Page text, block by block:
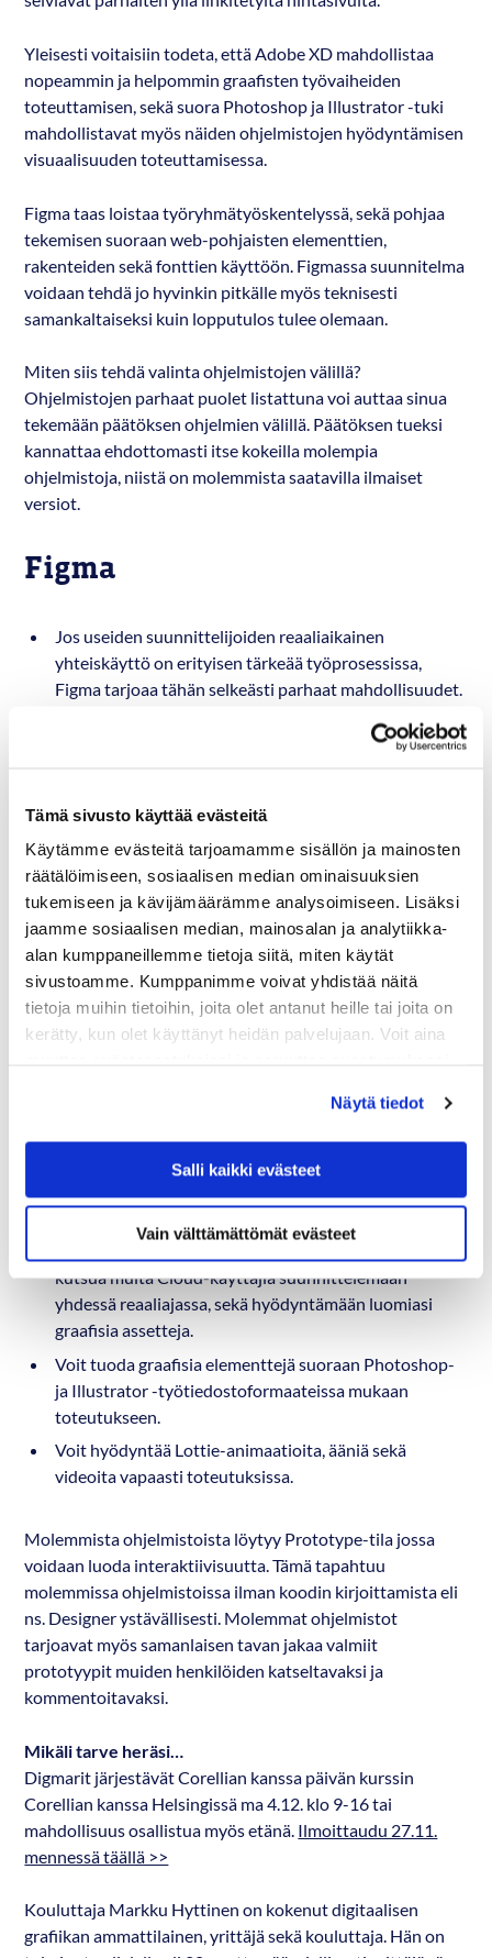
Tämä sivusto käyttää evästeitä
Käytämme evästeitä tarjoamamme sisällön ja mainosten
räätälöimiseen, sosiaalisen median ominaisuuksien
tukemiseen ja kävijämäärämme analysoimiseen. Lisäksi
jaamme sosiaalisen median, mainosalan ja analytiikka-
alan kumppaneillemme tietoja siitä, miten käytät
sivustoamme. Kumppanimme voivat yhdistää näitä
tietoja muihin tietoihin, joita olet antanut heille tai joita on
kerätty, kun olet käyttänyt heidän palvelujaan. Voit aina
Näytä tiedot
Salli kaikki evästeet
Vain välttämättömät evästeet
Yleisesti voitaisiin todeta, että Adobe XD mahdollistaa
nopeammin ja helpommin graafisten työvaiheiden
toteuttamisen, sekä suora Photoshop ja Illustrator -tuki
mahdollistavat myös näiden ohjelmistojen hyödyntämisen
visuaalisuuden toteuttamisessa.
Figma taas loistaa työryhmätyöskentelyssä, sekä pohjaa
tekemisen suoraan web-pohjaisten elementtien,
rakenteiden sekä fonttien käyttöön. Figmassa suunnitelma
voidaan tehdä jo hyvinkin pitkälle myös teknisesti
samankaltaiseksi kuin lopputulos tulee olemaan.
Miten siis tehdä valinta ohjelmistojen välillä?
Ohjelmistojen parhaat puolet listattuna voi auttaa sinua
tekemään päätöksen ohjelmien välillä. Päätöksen tueksi
kannattaa ehdottomasti itse kokeilla molempia
ohjelmistoja, niistä on molemmista saatavilla ilmaiset
versiot.
Figma
Jos useiden suunnittelijoiden reaaliaikainen
yhteiskäyttö on erityisen tärkeää työprosessissa,
Figma tarjoaa tähän selkeästi parhaat mahdollisuudet.
Figma on suunniteltu yhteistyötä ajatellen. Voit
muokata projekteja tiiminä reaaliajassa, nähdä kuka
chat- ja äänikeskusteluja Figman kautta.
Mahdollistaa versionhallinnan toteuttamisen suoraan
Figma-projekteihin, työryhmä voi muokata vapaasti
erilaisia versioita ja päättää sitten mitkä muutoksista
otetaan mukaan lopulliseen versioon.
Laaja jaettujen kirjastojen tuki, voit nopeasti ja
helposti jakaa työryhmän jäsenille graafisia assetti- ja
komponenttikirjastoja.
Jos olet jo tutustunut Adoben ohjelmistojen
kutsua muita Cloud-käyttäjiä suunnittelemaan
yhdessä reaaliajassa, sekä hyödyntämään luomiasi
graafisia assetteja.
Voit tuoda graafisia elementtejä suoraan Photoshop-
ja Illustrator -työtiedostoformaateissa mukaan
toteutukseen.
Voit hyödyntää Lottie-animaatioita, ääniä sekä
videoita vapaasti toteutuksissa.
Molemmista ohjelmistoista löytyy Prototype-tila jossa
voidaan luoda interaktiivisuutta. Tämä tapahtuu
molemmissa ohjelmistoissa ilman koodin kirjoittamista eli
ns. Designer ystävällisesti. Molemmat ohjelmistot
tarjoavat myös samanlaisen tavan jakaa valmiit
prototyypit muiden henkilöiden katseltavaksi ja
kommentoitavaksi.
Mikäli tarve heräsi…
Digmarit järjestävät Corellian kanssa päivän kurssin
Corellian kanssa Helsingissä ma 4.12. klo 9-16 tai
mahdollisuus osallistua myös etänä. Ilmoittaudu 27.11.
mennessä täällä >>
Kouluttaja Markku Hyttinen on kokenut digitaalisen
grafiikan ammattilainen, yrittäjä sekä kouluttaja. Hän on